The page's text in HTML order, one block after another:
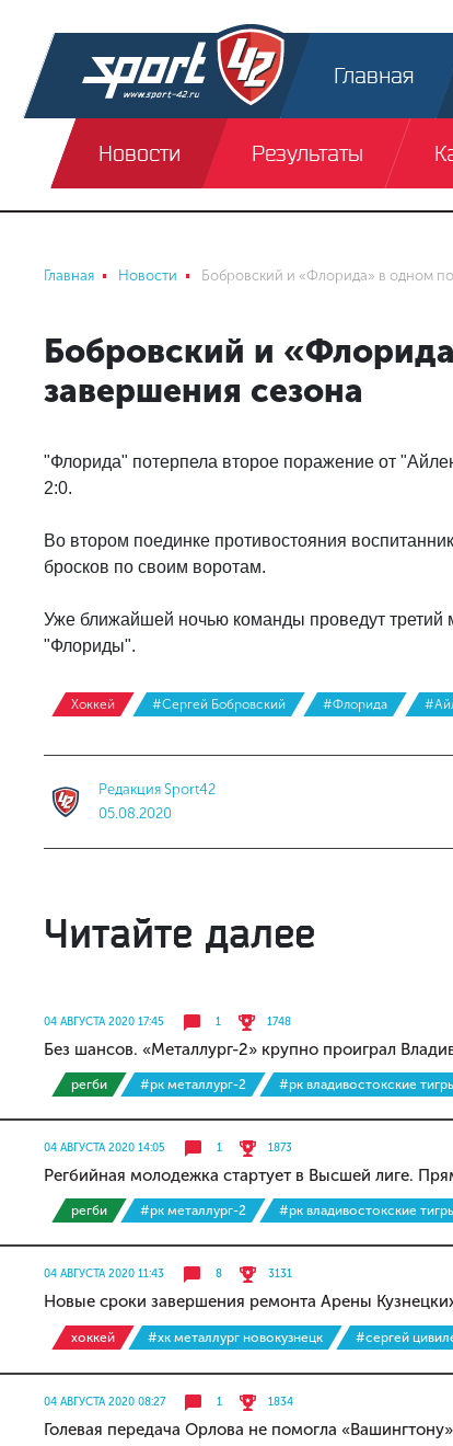
Главная
Новости Результаты
Главная Новости Бобровский и «Флорида» в одном
Бобровский и
завершения сезона
"Флорида" потерпела второе поражение от
2:0.
Во втором поединке противостояния
бросков по своим воротам.
Уже ближайшей ночью команды проведут третий
"Флориды".
Хоккей #Сергей Бобровский #Флорида
Редакция Sport42
05.08.2020
Читайте далее
04 АВГУСТА 2020 17:45 1 1748
Без шансов. «Металлург-2» крупно проиграл
регби #рк металлург-2 #рк владивостокские
04 АВГУСТА 2020 14:05 1 1873
Регбийная молодежка стартует в Высшей лиге.
регби #рк металлург-2 #рк владивостокские
04 АВГУСТА 2020 11:43 8 3131
Новые сроки завершения ремонта Арены
хоккей #хк металлург новокузнецк #сергей
04 АВГУСТА 2020 08:27 1 1834
Голевая передача Орлова не помогла